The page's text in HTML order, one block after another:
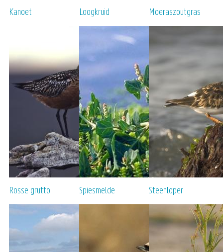
Kanoet Loogkruid Moeraszoutgras
Rosse grutto Spiesmelde Steenloper